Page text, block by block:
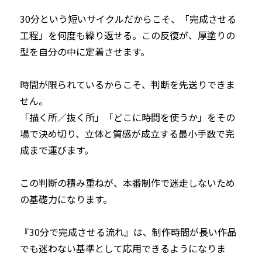
30分という短いサイクルだからこそ、「完成させる
工程」を何度も繰り返せる。この反復が、厚塗りの
型を自分の中に定着させます。
時間が限られているからこそ、判断を先送りできま
せん。
「描く所／抜く所」「どこに時間を使うか」をその
場で決め切り、立体と質感が成立する最小手数で完
成まで運びます。
この判断の積み重ねが、本番制作で迷走しないため
の基礎力になります。
『30分で完成させる流れ』は、制作時間が長い作品
でも迷わない基準として応用できるようになりま